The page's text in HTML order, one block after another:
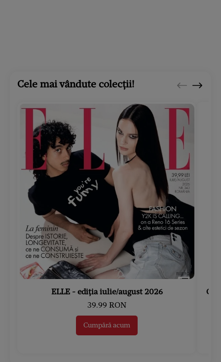
Cele mai vândute colecții!
ELLE - ediția iulie/august 2026
39.99 RON
Cumpără acum